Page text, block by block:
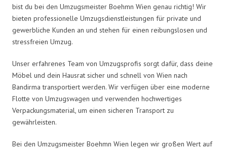
bist du bei den Umzugsmeister Boehmn Wien genau richtig! Wir
bieten professionelle Umzugsdienstleistungen für private und
gewerbliche Kunden an und stehen für einen reibungslosen und
stressfreien Umzug.
Unser erfahrenes Team von Umzugsprofis sorgt dafür, dass deine
Möbel und dein Hausrat sicher und schnell von Wien nach
Bandirma transportiert werden. Wir verfügen über eine moderne
Flotte von Umzugswagen und verwenden hochwertiges
Verpackungsmaterial, um einen sicheren Transport zu
gewährleisten.
Bei den Umzugsmeister Boehmn Wien legen wir großen Wert auf